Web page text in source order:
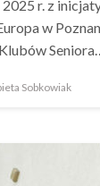
r. z
w
Seniora…
Sobkowiak